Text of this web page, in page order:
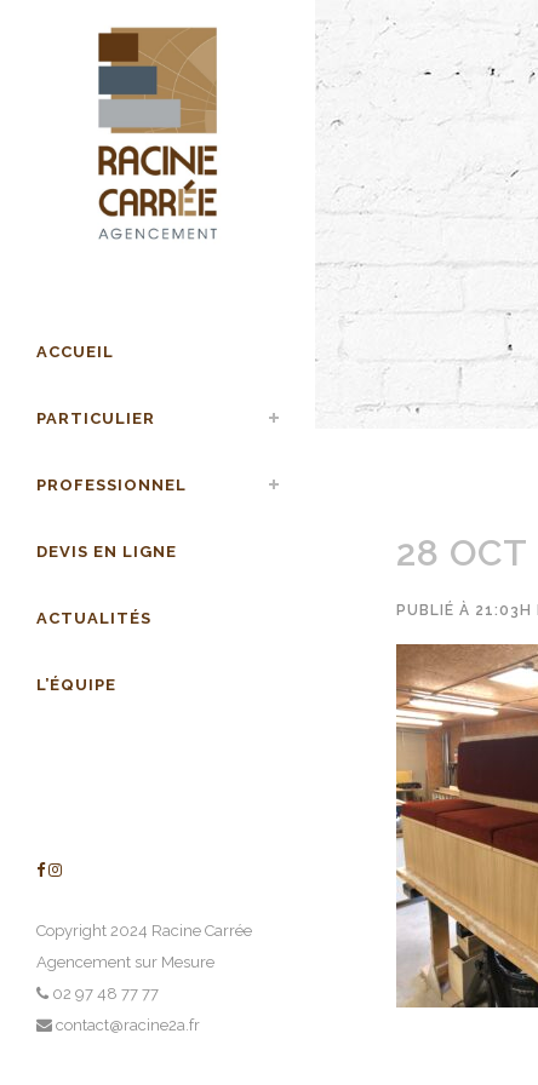
ACCUEIL
PARTICULIER
PROFESSIONNEL
DEVIS EN LIGNE
ACTUALITÉS
L’ÉQUIPE
Copyright 2024 Racine Carrée
Agencement sur Mesure
02 97 48 77 77
contact@racine2a.fr
28 OCT
PUBLIÉ À 21:03H